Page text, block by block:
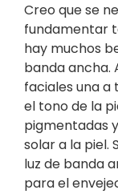
Creo que se
fundamentar
hay muchos
banda
faciales una
el tono de la
pigmentadas
solar a la piel.
luz de banda
para el